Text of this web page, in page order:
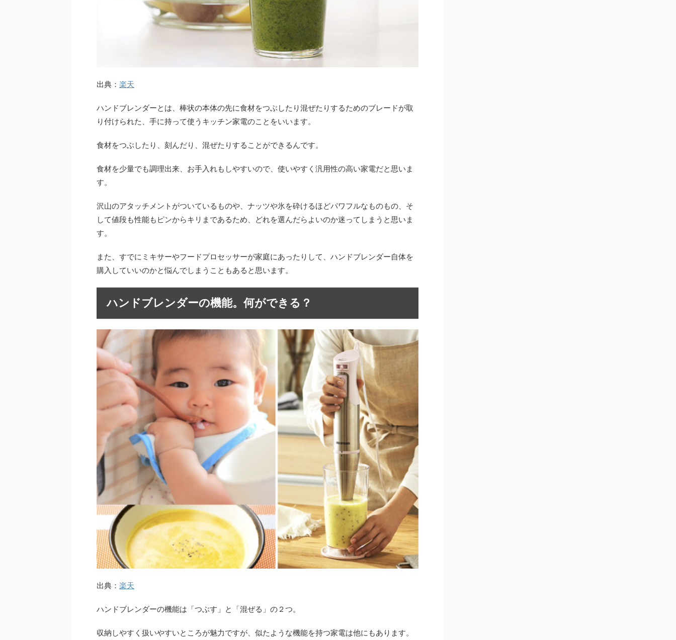
出典： 楽天
ハンドブレンダーとは、棒状の本体の先に食材をつぶしたり混ぜたりするためのブレードが取
り付けられた、手に持って使うキッチン家電のことをいいます。
食材をつぶしたり、刻んだり、混ぜたりすることができるんです。
食材を少量でも調理出来、お手入れもしやすいので、使いやすく汎用性の高い家電だと思いま
す。
沢山のアタッチメントがついているものや、ナッツや氷を砕けるほどパワフルなものもの、そ
して値段も性能もピンからキリまであるため、どれを選んだらよいのか迷ってしまうと思いま
す。
また、すでにミキサーやフードプロセッサーが家庭にあったりして、ハンドブレンダー自体を
購入していいのかと悩んでしまうこともあると思います。
ハンドブレンダーの機能。何ができる？
出典： 楽天
ハンドブレンダーの機能は「つぶす」と「混ぜる」の２つ。
収納しやすく扱いやすいところが魅力ですが、似たような機能を持つ家電は他にもあります。